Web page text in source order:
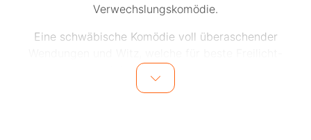
Verwechslungskomödie.
Eine schwäbische Komödie voll überaschender
Unterhaltung sorgt.
"No it hudla!"